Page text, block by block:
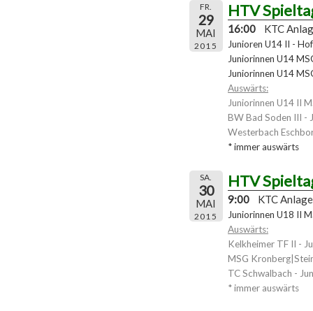
FR.
29
MAI
2015
HTV
16:00 KTC
Junioren U14 II -
Juniorinnen U14
Juniorinnen U14
Auswärts:
Juniorinnen U14 II
BW Bad Soden III -
Westerbach
* immer auswärts
SA.
30
MAI
2015
HTV
9:00 KTC Anlage
Juniorinnen U18 II
Auswärts:
Kelkheimer TF II -
MSG
TC Schwalbach -
* immer auswärts